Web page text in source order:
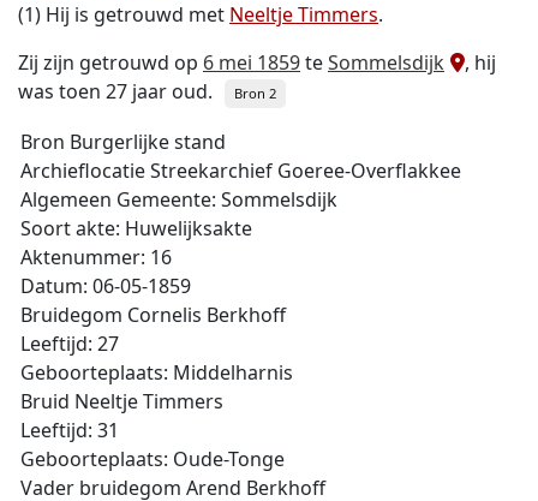
(1) Hij is getrouwd met Neeltje Timmers.
Zij zijn getrouwd op 6 mei 1859teSommelsdijk
, hij
was toen 27 jaar oud.
Bron 2
Bron Burgerlijke stand
Archieflocatie Streekarchief Goeree-Overflakkee
Algemeen Gemeente: Sommelsdijk
Soort akte: Huwelijksakte
Aktenummer: 16
Datum: 06-05-1859
Bruidegom Cornelis Berkhoff
Leeftijd: 27
Geboorteplaats: Middelharnis
Bruid Neeltje Timmers
Leeftijd: 31
Geboorteplaats: Oude-Tonge
Vader bruidegom Arend Berkhoff